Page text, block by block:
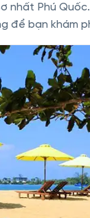
Phú
để bạn khám